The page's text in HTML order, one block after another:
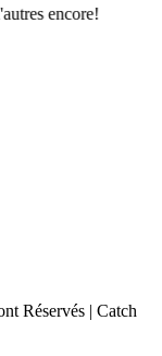
encore!
Réservés | Catch